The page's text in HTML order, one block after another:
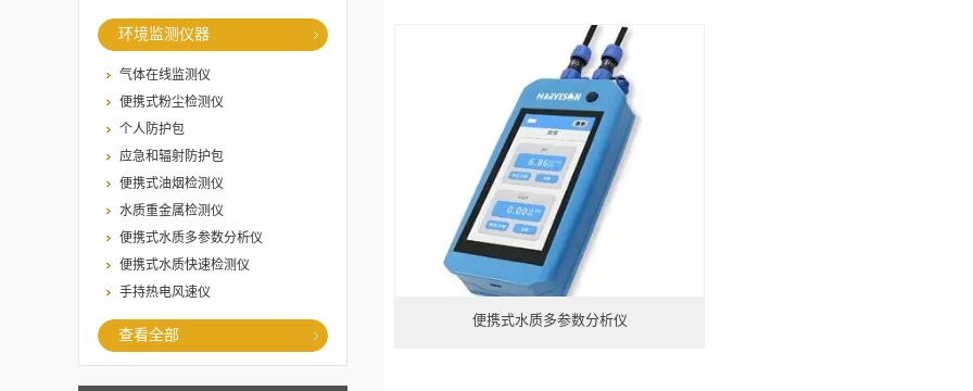
环境监测仪器
气体在线监测仪
便携式粉尘检测仪
个人防护包
应急和辐射防护包
便携式油烟检测仪
水质重金属检测仪
便携式水质多参数分析仪
便携式水质快速检测仪
手持热电风速仪
查看全部
便携式水质多参数分析仪